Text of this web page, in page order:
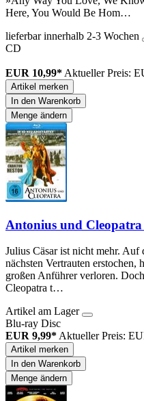
Here, You Would Be Hom…
lieferbar innerhalb 2-3 Wochen
CD
EUR 10,99* Aktueller Preis:
Artikel merken
In den Warenkorb
Menge ändern
Antonius und
Julius Cäsar ist nicht mehr. Auf
nächsten Vertrauten erstochen,
großen Anführer verloren.
Cleopatra t…
Artikel am Lager
Blu-ray Disc
EUR 9,99*Aktueller Preis:
Artikel merken
In den Warenkorb
Menge ändern